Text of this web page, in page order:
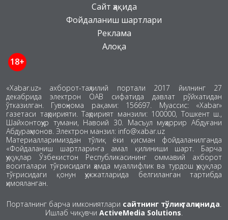
Сайт ҳақида
Фойдаланиш шартлари
Реклама
Алоқа
18+
«Xabar.uz» ахборот-таҳлилий портали 2017 йилнинг 27
декабрида электрон ОАВ сифатида давлат рўйхатидан
ўтказилган. Гувоҳнома рақами: 156697. Муассис: «Xabar»
газетаси таҳририяти. Таҳририят манзили: 100000, Тошкент ш.,
Шайхонтоҳур тумани, Навоий 30. Масъул муҳаррир Абдуғани
Абдураҳмонов. Электрон манзил: info@xabar.uz
Материалларимиздан тўлиқ ёки қисман фойдаланилганда
«Фойдаланиш шартлари»га амал қилиниши шарт. Барча
ҳуқуқлар Ўзбекистон Республикасининг оммавий ахборот
воситалари тўғрисидаги ҳамда муаллифлик ва турдош ҳуқуқлар
тўғрисидаги қонун ҳужжатларида белгиланган тартибда
ҳимояланган.
Порталнинг барча имкониятлари сайтнинг тўлиқ талқинида
Ишлаб чиқувчи ActiveMedia Solutions